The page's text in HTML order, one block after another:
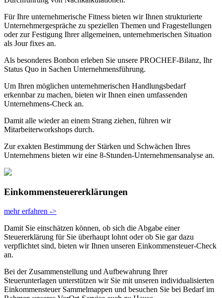
Für Ihre unternehmerische Fitness bieten wir Ihnen strukturierte
Unternehmergespräche zu speziellen Themen und Fragestellungen
oder zur Festigung Ihrer allgemeinen, unternehmerischen Situation
als Jour fixes an.
Als besonderes Bonbon erleben Sie unsere PROCHEF-Bilanz, Ihr
Status Quo in Sachen Unternehmensführung.
Um Ihren möglichen unternehmerischen Handlungsbedarf
erkennbar zu machen, bieten wir Ihnen einen umfassenden
Unternehmens-Check an.
Damit alle wieder an einem Strang ziehen, führen wir
Mitarbeiterworkshops durch.
Zur exakten Bestimmung der Stärken und Schwächen Ihres
Unternehmens bieten wir eine 8-Stunden-Unternehmensanalyse an.
Einkommen­steuer­erklärungen
mehr erfahren ->
Damit Sie einschätzen können, ob sich die Abgabe einer
Steuererklärung für Sie überhaupt lohnt oder ob Sie gar dazu
verpflichtet sind, bieten wir Ihnen unseren Einkommensteuer-Check
an.
Bei der Zusammenstellung und Aufbewahrung Ihrer
Steuerunterlagen unterstützen wir Sie mit unseren individualisierten
Einkommensteuer Sammelmappen und besuchen Sie bei Bedarf im